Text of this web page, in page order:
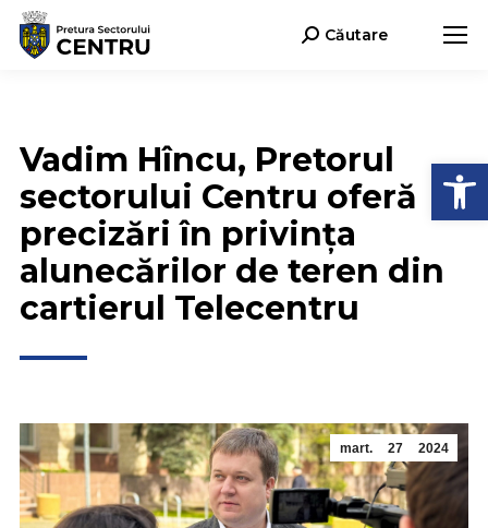
Search:Căutare
Vadim Hîncu, Pretorul
sectorului Centru oferă
precizări în privința
alunecărilor de teren din
cartierul Telecentru
mart. 27 2024